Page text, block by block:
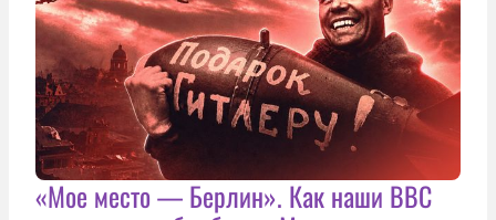
«Мое место — Берлин». Как наши ВВС